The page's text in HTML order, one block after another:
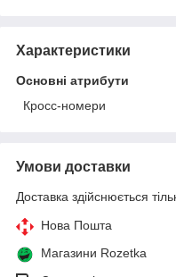
Характеристики
Основні атрибути
Кросс-номери
Умови доставки
Доставка здійснюється
Нова Пошта
Магазини Rozetka